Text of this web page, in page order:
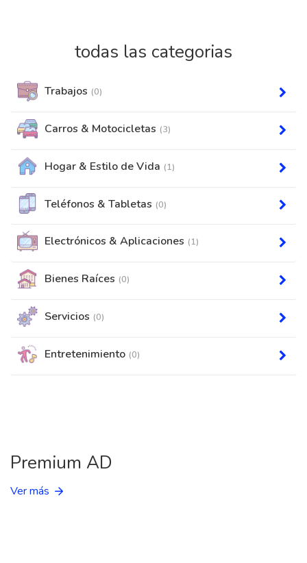
todas las categorias
Trabajos (0)
Carros & Motocicletas (3)
Hogar & Estilo de Vida (1)
Teléfonos & Tabletas (0)
Electrónicos & Aplicaciones (1)
Bienes Raíces (0)
Servicios (0)
Entretenimiento (0)
Premium AD
Ver más